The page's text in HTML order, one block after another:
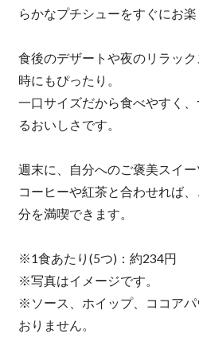
らかなプチシューをすぐにお楽
食後のデザートや夜のリラッ
時にもぴったり。
一口サイズだから食べやすく
るおいしさです。
週末に、自分へのご褒美スイ
コーヒーや紅茶と合わせれば
分を満喫できます。
※1食あたり(5つ)：約234円
※写真はイメージです。
※ソース、ホイップ、ココア
おりません。